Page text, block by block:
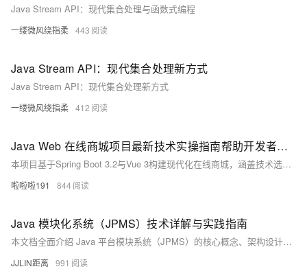
Java Stream API：现代集合处理与函数式编程
一缕微风绕指柔 443
Java Stream API：现代集合处理新方式
Java Stream API：现代集合处理新方式
一缕微风绕指柔 412
Java Web 在线商城项目最新技术实操指南帮助开发者高效完成商城项目开发
本项目基于Spring Boot 3.2与Vue 3构建现代化在线商城，涵盖技术选型、核心功能实现、安全控制与容器化部署，助开发者掌握最新Java Web全栈开发实践。
啦啦啦191 844
Java 模块化系统（JPMS）技术详解与实践指南
本文档全面介绍 Java 平台模块系统（JPMS）的核心概念、架构设计和实践应用。作为 Java 9 引入的最重要特性之一，JPMS 为 Java 应用程序提供了强大的模块化支持，解决了长期存在的 JAR 地狱问题，并改善了应用的安全性和可维护性。本文将深入探讨模块声明、模块路径、访问控制、服务绑定等核心机制，帮助开发者构建更加健壮和可维护的 Java 应用。
JJLIN距离 991